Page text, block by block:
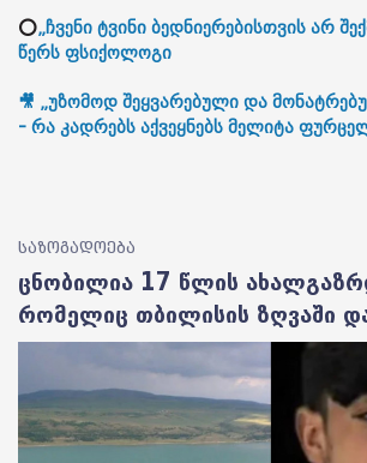
⭕„ჩვენი ტვინი ბედნიერებისთვის არ
წერს ფსიქოლოგი
🎥 „უზომოდ შეყვარებული და
- რა კადრებს აქვეყნებს მელიტა
საზოგადოება
ცნობილია 17 წლის
რომელიც თბილისის ზღვაში